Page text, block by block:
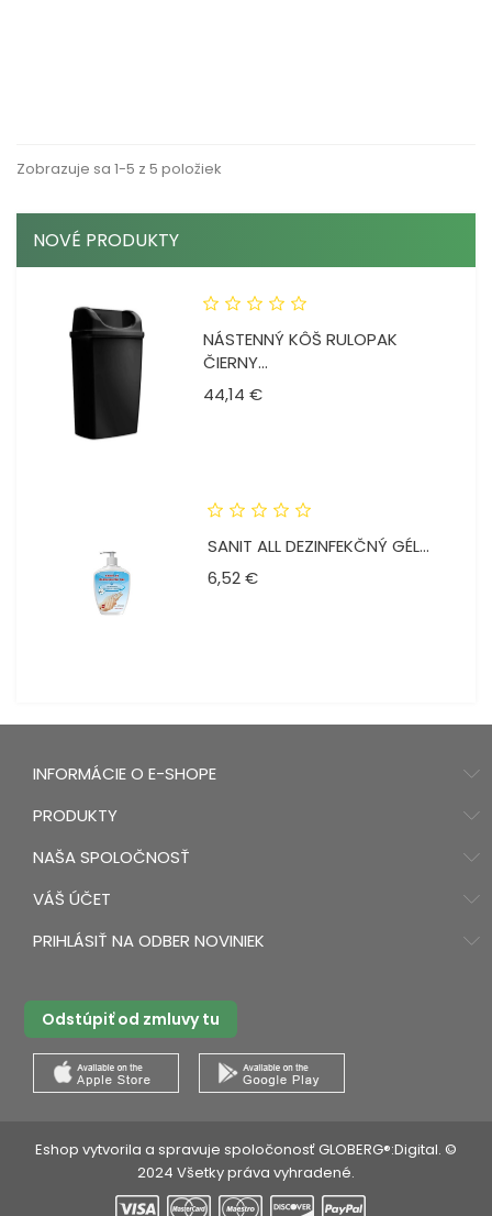
NOVÉ PRODUKTY
NÁSTENNÝ KÔŠ RULOPAK
ČIERNY...
44,14 €Cena
SANIT ALL DEZINFEKČNÝ GÉL...
6,52 €Cena
Zobrazuje sa 1-5 z 5 položiek
INFORMÁCIE O E-SHOPE
PRODUKTY
NAŠA SPOLOČNOSŤ
VÁŠ ÚČET
PRIHLÁSIŤ NA ODBER NOVINIEK
Odstúpiť od zmluvy tu
Eshop vytvorila a spravuje spoločonosť GLOBERG®:Digital. ©
2024 Všetky práva vyhradené.